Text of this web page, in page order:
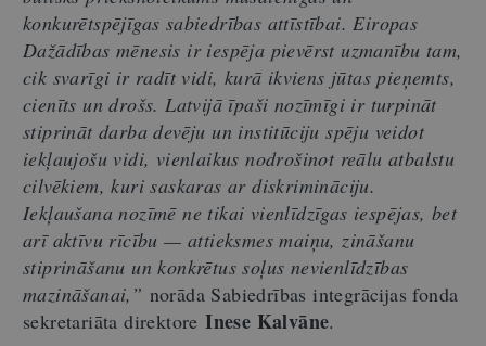
konkurētspējīgas sabiedrības attīstībai. Eiropas
Dažādības mēnesis ir iespēja pievērst uzmanību tam,
cik svarīgi ir radīt vidi, kurā ikviens jūtas pieņemts,
cienīts un drošs. Latvijā īpaši nozīmīgi ir turpināt
stiprināt darba devēju un institūciju spēju veidot
iekļaujošu vidi, vienlaikus nodrošinot reālu atbalstu
cilvēkiem, kuri saskaras ar diskrimināciju.
Iekļaušana nozīmē ne tikai vienlīdzīgas iespējas, bet
arī aktīvu rīcību — attieksmes maiņu, zināšanu
stiprināšanu un konkrētus soļus nevienlīdzības
mazināšanai,” norāda Sabiedrības integrācijas fonda
sekretariāta direktoreInese Kalvāne.